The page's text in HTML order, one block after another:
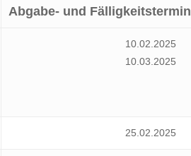
Abgabe- und Fälligkeitstermin
10.02.2025
10.03.2025
25.02.2025